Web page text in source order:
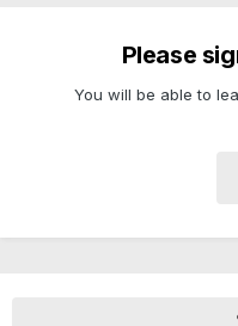
Please
You will be able to